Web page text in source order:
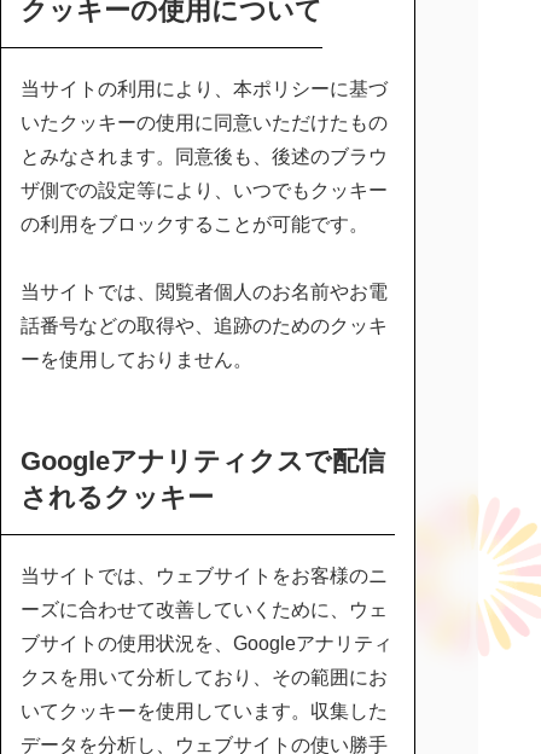
クッキーの使用について
当サイトの利用により、本ポリシーに基づ
いたクッキーの使用に同意いただけたもの
とみなされます。同意後も、後述のブラウ
ザ側での設定等により、いつでもクッキー
の利用をブロックすることが可能です。
当サイトでは、閲覧者個人のお名前やお電
話番号などの取得や、追跡のためのクッキ
ーを使用しておりません。
Googleアナリティクスで配信
されるクッキー
当サイトでは、ウェブサイトをお客様のニ
ーズに合わせて改善していくために、ウェ
ブサイトの使用状況を、Googleアナリティ
クスを用いて分析しており、その範囲にお
いてクッキーを使用しています。収集した
データを分析し、ウェブサイトの使い勝手